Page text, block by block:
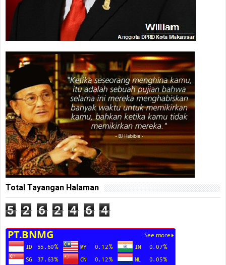
Total Tayangan Halaman
5 2 6 2 4 6 4